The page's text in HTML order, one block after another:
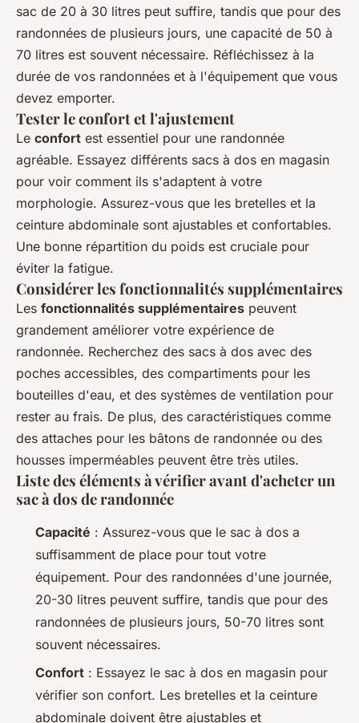
sac de 20 à 30 litres peut suffire, tandis que pour des
randonnées de plusieurs jours, une capacité de 50 à
70 litres est souvent nécessaire. Réfléchissez à la
durée de vos randonnées et à l'équipement que vous
devez emporter.
Tester le confort et l'ajustement
Le confort est essentiel pour une randonnée
agréable. Essayez différents sacs à dos en magasin
pour voir comment ils s'adaptent à votre
morphologie. Assurez-vous que les bretelles et la
ceinture abdominale sont ajustables et confortables.
Une bonne répartition du poids est cruciale pour
éviter la fatigue.
Considérer les fonctionnalités supplémentaires
Les fonctionnalités supplémentaires peuvent
grandement améliorer votre expérience de
randonnée. Recherchez des sacs à dos avec des
poches accessibles, des compartiments pour les
bouteilles d'eau, et des systèmes de ventilation pour
rester au frais. De plus, des caractéristiques comme
des attaches pour les bâtons de randonnée ou des
housses imperméables peuvent être très utiles.
Liste des éléments à vérifier avant d'acheter un
sac à dos de randonnée
Capacité : Assurez-vous que le sac à dos a
suffisamment de place pour tout votre
équipement. Pour des randonnées d'une journée,
20-30 litres peuvent suffire, tandis que pour des
randonnées de plusieurs jours, 50-70 litres sont
souvent nécessaires.
Confort : Essayez le sac à dos en magasin pour
vérifier son confort. Les bretelles et la ceinture
abdominale doivent être ajustables et